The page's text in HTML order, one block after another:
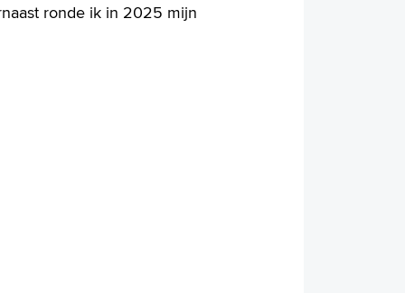
ronde ik in 2025 mijn